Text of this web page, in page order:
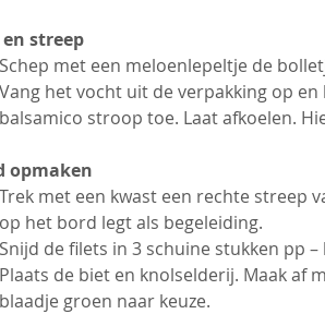
streep
Schep met een meloenlepeltje de
Vang het vocht uit de verpakking op
balsamico stroop toe. Laat afkoelen.
opmaken
Trek met een kwast een rechte streep
op het bord legt als begeleiding.
Snijd de filets in 3 schuine stukken pp
Plaats de biet en knolselderij. Maak af
blaadje groen naar keuze.